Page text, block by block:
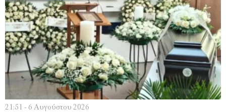
21:51 - 6 Αυγούστου 2026